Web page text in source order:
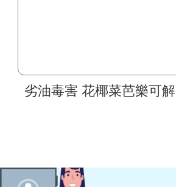
劣油毒害 花椰菜芭樂可解